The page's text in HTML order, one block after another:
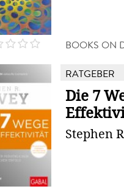
BOOKS ON
RATGEBER
Die 7
Stephen